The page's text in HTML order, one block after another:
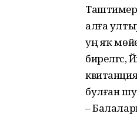
Таштимер
алға
уң яҡ
бирелгәс,
булған
–